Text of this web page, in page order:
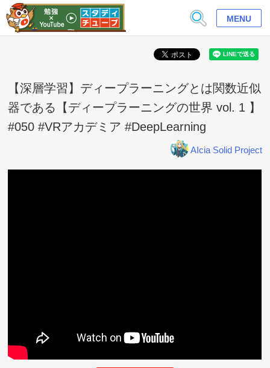
MENU
【深層学習】ディープラーニングとは関数近似
器である【ディープラーニングの世界 vol. 1 】
#050 #VRアカデミア #DeepLearning
AIcia Solid Project